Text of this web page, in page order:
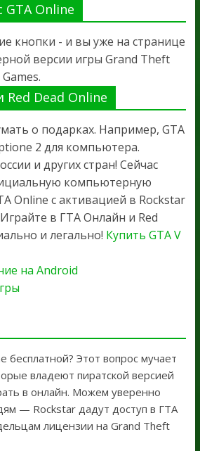
GTA Online
кнопки - и вы уже на странице
версии игры Grand Theft
Red Dead Online
о подарках. Например, GTA
2 для компьютера.
и других стран! Сейчас
компьютерную
Online с активацией в Rockstar
в ГТА Онлайн и Red
и легально! Купить GTA V
на Android
бесплатной? Этот вопрос мучает
владеют пиратской версией
в онлайн. Можем уверенно
— Rockstar дадут доступ в ГТА
лицензии на Grand Theft